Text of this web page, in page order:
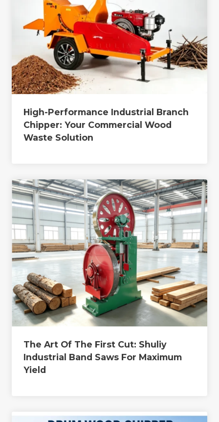
High-Performance Industrial Branch
Chipper: Your Commercial Wood
Waste Solution
The Art Of The First Cut: Shuliy
Industrial Band Saws For Maximum
Yield